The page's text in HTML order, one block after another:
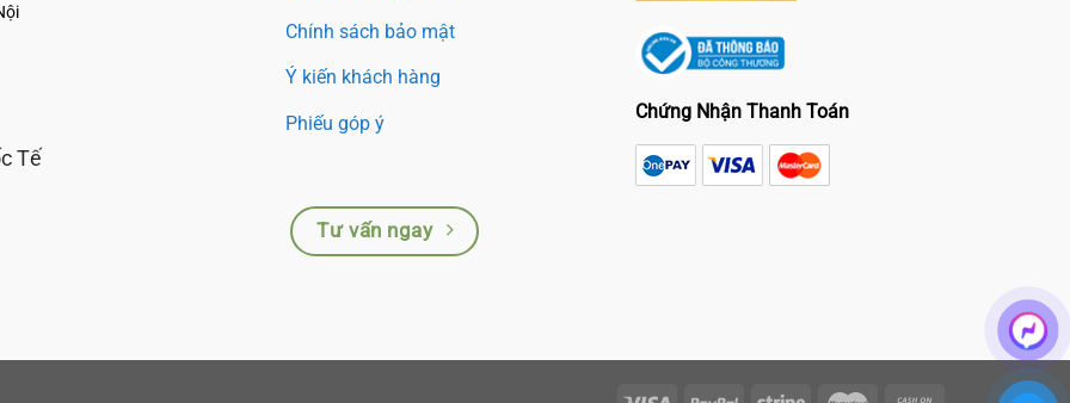
Tế
Chính sách bảo mật
Ý kiến khách hàng
Phiếu góp ý
Tư vấn ngay
Chứng Nhận Thanh Toán